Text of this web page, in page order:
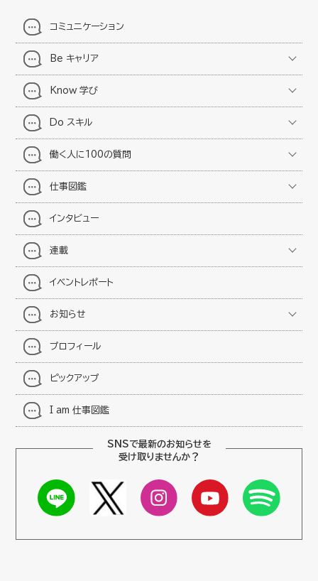
コミュニケーション
Be キャリア
Know 学び
Do スキル
働く人に100の質問
仕事図鑑
インタビュー
連載
イベントレポート
お知らせ
プロフィール
ピックアップ
I am 仕事図鑑
SNSで最新のお知らせを
受け取りませんか？